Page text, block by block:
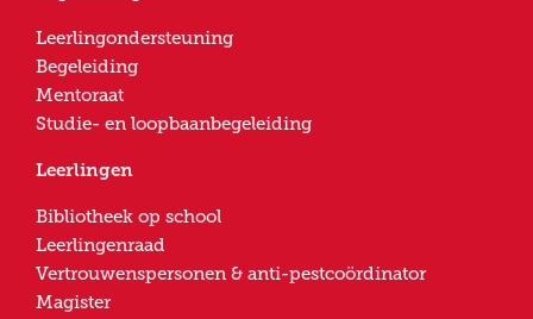
Leerlingondersteuning
Begeleiding
Mentoraat
Studie- en loopbaanbegeleiding
Leerlingen
Bibliotheek op school
Leerlingenraad
Vertrouwenspersonen & anti-pestcoördinator
Magister